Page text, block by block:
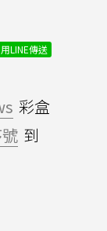
用LINE傳送
彩盒
到